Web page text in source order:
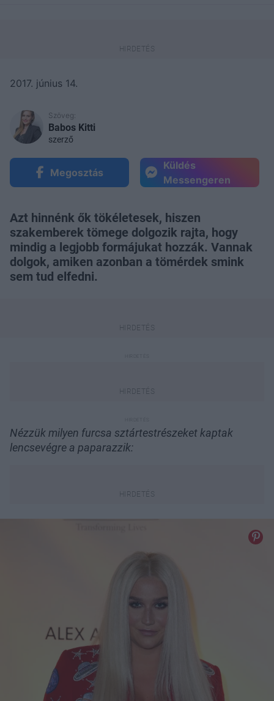
2017. június 14.
Szöveg:
Babos Kitti
szerző
Megosztás
Küldés
Messengeren
Azt hinnénk ők tökéletesek, hiszen
szakemberek tömege dolgozik rajta, hogy
mindig a legjobb formájukat hozzák. Vannak
dolgok, amiken azonban a tömérdek smink
sem tud elfedni.
Nézzük milyen furcsa sztártestrészeket kaptak
lencsevégre a paparazzik: